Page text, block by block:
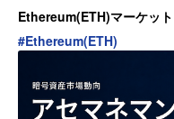
Ethereum(ETH)マーケッ
#Ethereum(ETH)